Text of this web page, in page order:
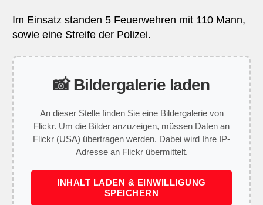
Im Einsatz standen 5 Feuerwehren mit 110 Mann,
sowie eine Streife der Polizei.
📸 Bildergalerie laden
An dieser Stelle finden Sie eine Bildergalerie von
Flickr. Um die Bilder anzuzeigen, müssen Daten an
Flickr (USA) übertragen werden. Dabei wird Ihre IP-
Adresse an Flickr übermittelt.
INHALT LADEN & EINWILLIGUNG
SPEICHERN